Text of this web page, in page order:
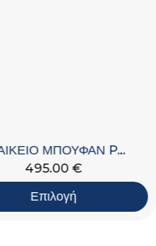
ΓΥΝΑΙΚΕΙΟ ΜΠΟΥΦΑΝ PADDED
495.00€
Επιλογή